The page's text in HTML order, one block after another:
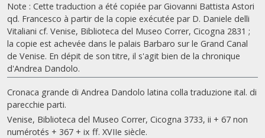
Note : Cette traduction a été copiée par Giovanni Battista Astori
qd. Francesco à partir de la copie exécutée par D. Daniele delli
Vitaliani cf. Venise, Biblioteca del Museo Correr, Cicogna 2831 ;
la copie est achevée dans le palais Barbaro sur le Grand Canal
de Venise. En dépit de son titre, il s'agit bien de la chronique
d'Andrea Dandolo.
Cronaca grande di Andrea Dandolo latina colla traduzione ital. di
parecchie parti.
Venise, Biblioteca del Museo Correr, Cicogna 3733, ii + 67 non
numérotés + 367 + ix ff. XVIIe siècle.